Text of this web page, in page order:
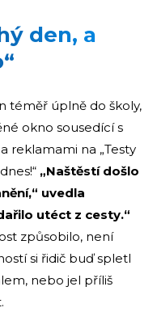
den, a
téměř úplně do školy,
okno sousedící s
reklamami na „Testy
„Naštěstí došlo
uvedla
utéct z cesty.“
způsobilo, není
si řidič buď spletl
nebo jel příliš